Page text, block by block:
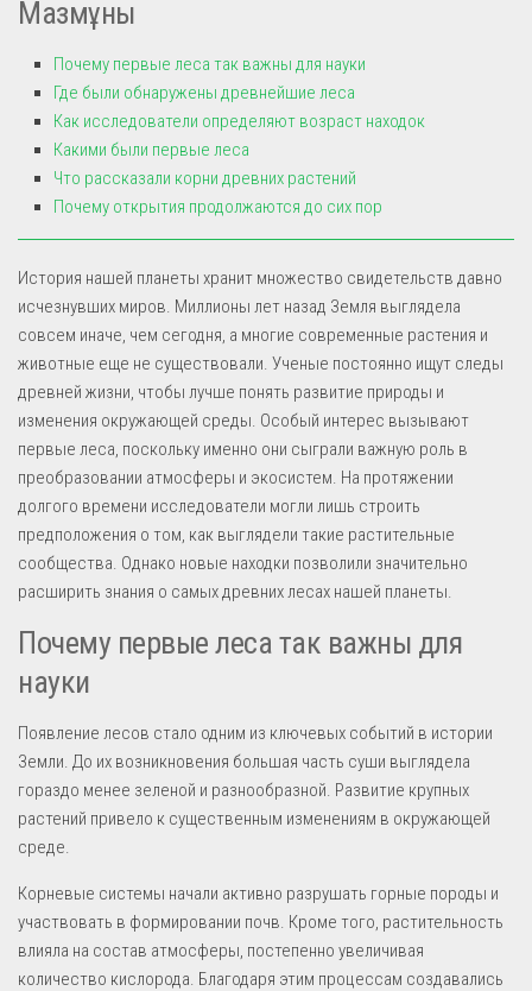
Мазмұны
Почему первые леса так важны для науки
Где были обнаружены древнейшие леса
Как исследователи определяют возраст находок
Какими были первые леса
Что рассказали корни древних растений
Почему открытия продолжаются до сих пор
История нашей планеты хранит множество свидетельств давно
исчезнувших миров. Миллионы лет назад Земля выглядела
совсем иначе, чем сегодня, а многие современные растения и
животные еще не существовали. Ученые постоянно ищут следы
древней жизни, чтобы лучше понять развитие природы и
изменения окружающей среды. Особый интерес вызывают
первые леса, поскольку именно они сыграли важную роль в
преобразовании атмосферы и экосистем. На протяжении
долгого времени исследователи могли лишь строить
предположения о том, как выглядели такие растительные
сообщества. Однако новые находки позволили значительно
расширить знания о самых древних лесах нашей планеты.
Почему первые леса так важны для
науки
Появление лесов стало одним из ключевых событий в истории
Земли. До их возникновения большая часть суши выглядела
гораздо менее зеленой и разнообразной. Развитие крупных
растений привело к существенным изменениям в окружающей
среде.
Корневые системы начали активно разрушать горные породы и
участвовать в формировании почв. Кроме того, растительность
влияла на состав атмосферы, постепенно увеличивая
количество кислорода. Благодаря этим процессам создавались